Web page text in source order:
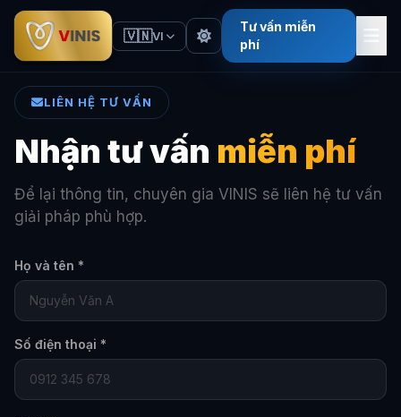
🇻🇳VI
Tư vấn miễn
phí
LIÊN HỆ TƯ VẤN
Nhận tư vấn miễn phí
Để lại thông tin, chuyên gia VINIS sẽ liên hệ tư vấn
giải pháp phù hợp.
Họ và tên *
Số điện thoại *